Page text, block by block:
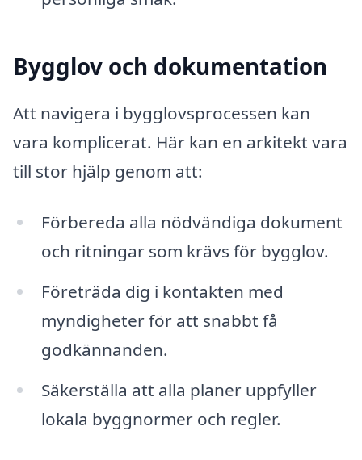
Bygglov och dokumentation
Att navigera i bygglovsprocessen kan
vara komplicerat. Här kan en arkitekt vara
till stor hjälp genom att:
Förbereda alla nödvändiga dokument
och ritningar som krävs för bygglov.
Företräda dig i kontakten med
myndigheter för att snabbt få
godkännanden.
Säkerställa att alla planer uppfyller
lokala byggnormer och regler.